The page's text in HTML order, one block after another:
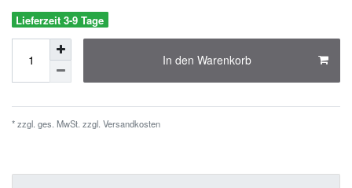
Lieferzeit 3-9 Tage
In den Warenkorb
* zzgl. ges. MwSt. zzgl. Versandkosten